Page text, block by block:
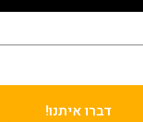
דברו איתנו!